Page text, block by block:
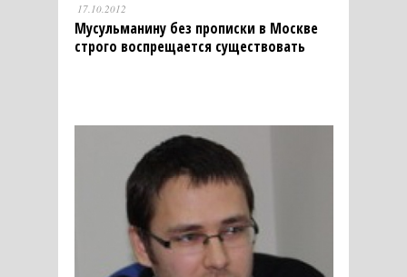
17.10.2012
Мусульманину без прописки в Москве
строго воспрещается существовать